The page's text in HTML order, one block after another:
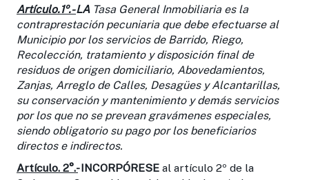
Artículo.1º.-LA Tasa General Inmobiliaria es la
contraprestación pecuniaria que debe efectuarse al
Municipio por los servicios de Barrido, Riego,
Recolección, tratamiento y disposición final de
residuos de origen domiciliario, Abovedamientos,
Zanjas, Arreglo de Calles, Desagües y Alcantarillas,
su conservación y mantenimiento y demás servicios
por los que no se prevean gravámenes especiales,
siendo obligatorio su pago por los beneficiarios
directos e indirectos.
Artículo. 2°.-INCORPÓRESE al artículo 2º de la